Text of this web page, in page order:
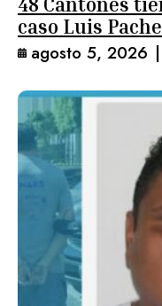
caso Luis
agosto 5, 2026 |